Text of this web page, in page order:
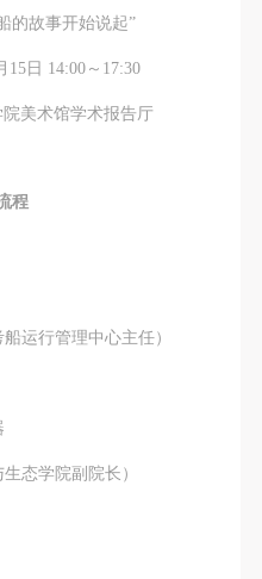
故事开始说起”
15日 14:00～17:30
美术馆学术报告厅
程
运行管理中心主任）
态学院副院长）
个人原因造成美术馆场
人及美术馆将不承担相
动者根据相应的法律条
在美术馆工作人员及活
正确的使用活动中所涉
画工具、创作材料及配
伤害他人及造成相应工
或损坏。参与活动者应
及美术馆将不承担人身
使用协议
个人原因造成美术馆场
人及美术馆将不承担相
动者根据相应的法律条
在美术馆工作人员及活
正确的使用活动中所涉
画工具、创作材料及配
伤害他人及造成相应工
或损坏。参与活动者应
及美术馆将不承担人身
使用协议
个人原因造成美术馆场
人及美术馆将不承担相
动者根据相应的法律条
在美术馆工作人员及活
正确的使用活动中所涉
画工具、创作材料及配
伤害他人及造成相应工
或损坏。参与活动者应
及美术馆将不承担人身
使用协议